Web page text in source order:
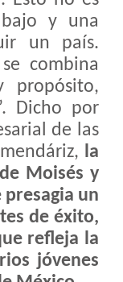
y una
un país.
combina
propósito,
Dicho por
de las
la
Moisés y
un
de éxito,
refleja la
jóvenes